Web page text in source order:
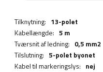
Tilknytning: 13-polet
Kabellængde: 5 m
Tværsnit af ledning: 0,5 mm2
Tilslutning: 5-polet byonet
Kabel til markeringslys: nej